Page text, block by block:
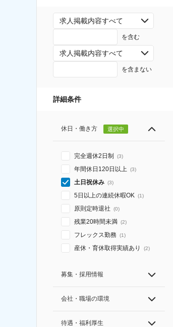
求人掲載内容すべて
を含む
求人掲載内容すべて
を含まない
詳細条件
休日・働き方 選択中
完全週休2日制 (3)
年間休日120日以上 (3)
土日祝休み (3)
5日以上の連続休暇OK (1)
原則定時退社 (0)
残業20時間未満 (2)
フレックス勤務 (1)
産休・育休取得実績あり (2)
募集・採用情報
会社・職場の環境
待遇・福利厚生